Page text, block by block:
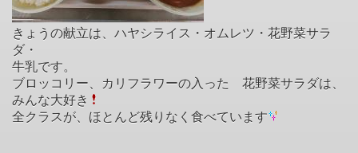
きょうの献立は、ハヤシライス・オムレツ・花野菜サラ
ダ・
牛乳です。
ブロッコリー、カリフラワーの入った 花野菜サラダは、
みんな大好き
全クラスが、ほとんど残りなく食べています